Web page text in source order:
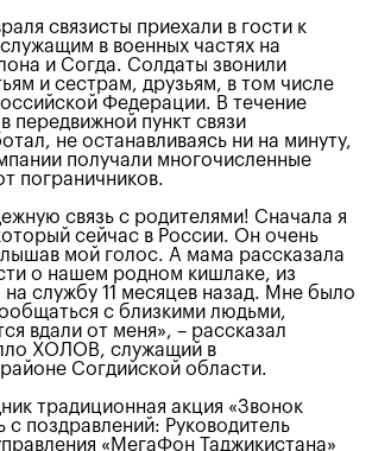
связисты приехали в гости к
в военных частях на
и Согда. Солдаты звонили
и сестрам, друзьям, в том числе
Федерации. В течение
передвижной пункт связи
не останавливаясь ни на минуту,
получали многочисленные
пограничников.
связь с родителями! Сначала я
сейчас в России. Он очень
мой голос. А мама рассказала
о нашем родном кишлаке, из
службу 11 месяцев назад. Мне было
с близкими людьми,
вдали от меня», – рассказал
ХОЛОВ, служащий в
Согдийской области.
традиционная акция «Звонок
с поздравлений: Руководитель
«МегаФон Таджикистана»